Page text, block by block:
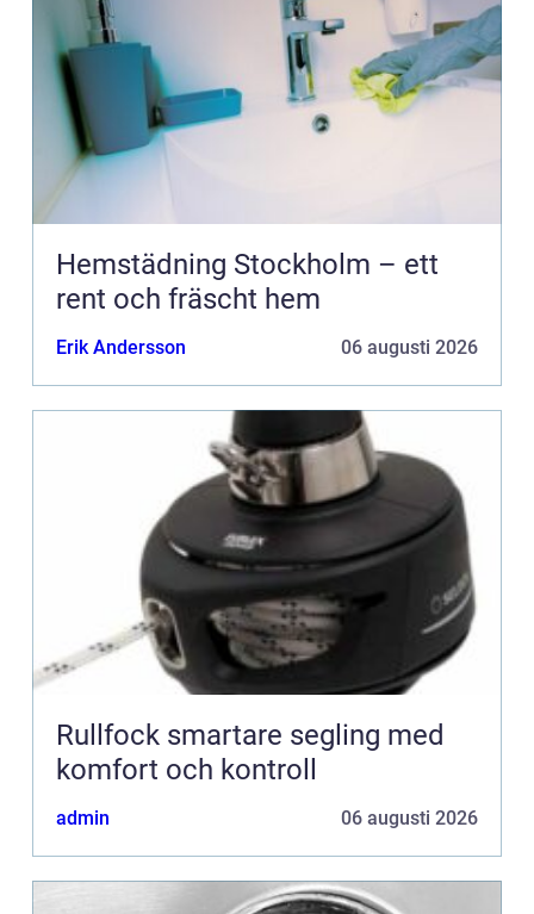
Hemstädning Stockholm – ett
rent och fräscht hem
Erik Andersson 06 augusti 2026
Rullfock smartare segling med
komfort och kontroll
admin 06 augusti 2026